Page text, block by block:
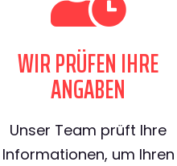
WIR PRÜFEN IHRE
ANGABEN
Unser Team prüft Ihre
Informationen, um Ihren